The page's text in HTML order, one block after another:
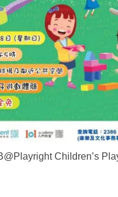
Children’s